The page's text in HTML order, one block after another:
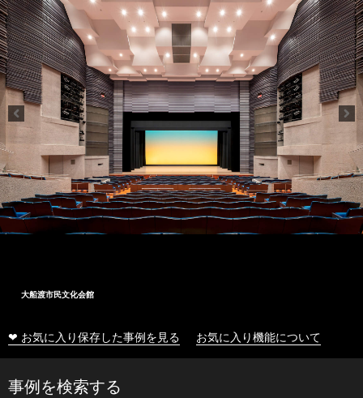
大船渡市民文化会館
❤ お気に入り保存した事例を見る お気に入り機能について
事例を検索する